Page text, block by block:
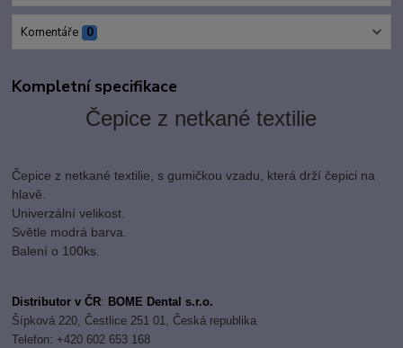
Komentáře 0
Kompletní specifikace
Čepice z netkané textilie
Čepice z netkané textilie, s gumičkou vzadu, která drží čepici na
hlavě.
Univerzální velikost.
Světle modrá barva.
Balení o 100ks.
Distributor v ČR: BOME Dental s.r.o.
Šípková 220, Čestlice 251 01, Česká republika
Telefon: +420 602 653 168